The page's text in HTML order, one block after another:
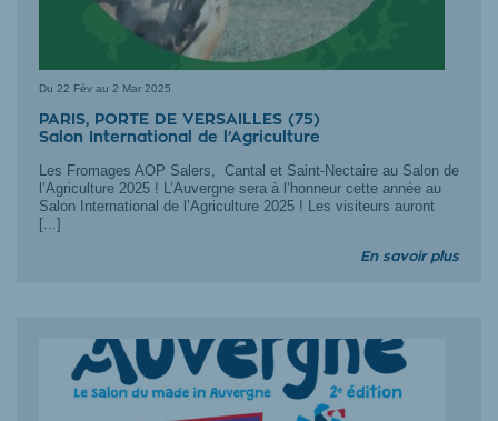
Du 22 Fév au 2 Mar 2025
PARIS, PORTE DE VERSAILLES (75)
Salon International de l’Agriculture
Les Fromages AOP Salers, Cantal et Saint-Nectaire au Salon de
l’Agriculture 2025 ! L’Auvergne sera à l’honneur cette année au
Salon International de l’Agriculture 2025 ! Les visiteurs auront
[...]
En savoir plus